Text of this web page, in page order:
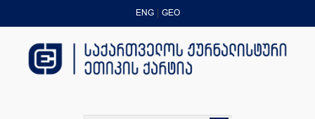
ENG GEO